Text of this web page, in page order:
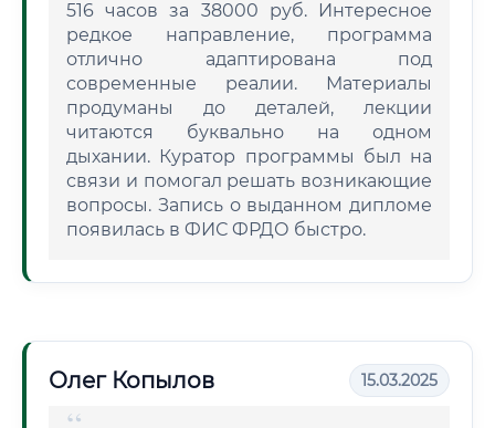
516 часов за 38000 руб. Интересное
редкое направление, программа
отлично адаптирована под
современные реалии. Материалы
продуманы до деталей, лекции
читаются буквально на одном
дыхании. Куратор программы был на
связи и помогал решать возникающие
вопросы. Запись о выданном дипломе
появилась в ФИС ФРДО быстро.
Олег Копылов 15.03.2025